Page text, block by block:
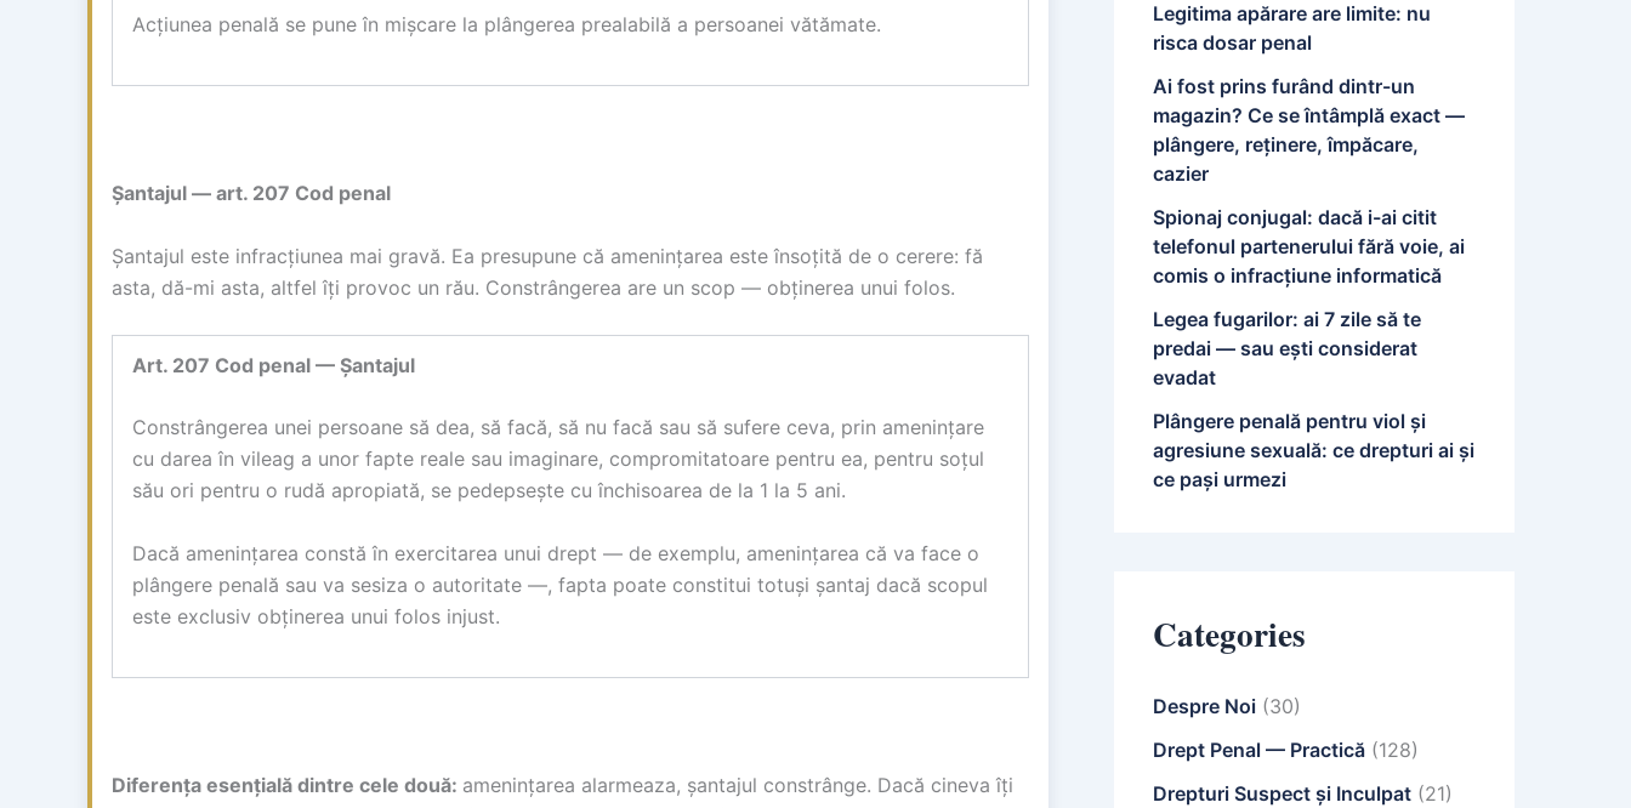
Acțiunea penală se pune în mișcare la plângerea prealabilă a persoanei vătămate.
Șantajul — art. 207 Cod penal
Șantajul este infracțiunea mai gravă. Ea presupune că amenințarea este însoțită de o cerere: fă
asta, dă-mi asta, altfel îți provoc un rău. Constrângerea are un scop — obținerea unui folos.
Art. 207 Cod penal — Șantajul
Constrângerea unei persoane să dea, să facă, să nu facă sau să sufere ceva, prin amenințare
cu darea în vileag a unor fapte reale sau imaginare, compromitatoare pentru ea, pentru soțul
său ori pentru o rudă apropiată, se pedepsește cu închisoarea de la 1 la 5 ani.
Dacă amenințarea constă în exercitarea unui drept — de exemplu, amenințarea că va face o
plângere penală sau va sesiza o autoritate —, fapta poate constitui totuși șantaj dacă scopul
este exclusiv obținerea unui folos injust.
Diferența esențială dintre cele două: amenințarea alarmeaza, șantajul constrânge. Dacă cineva îți
Legitima apărare are limite: nu
risca dosar penal
Ai fost prins furând dintr-un
magazin? Ce se întâmplă exact —
plângere, reținere, împăcare,
cazier
Spionaj conjugal: dacă i-ai citit
telefonul partenerului fără voie, ai
comis o infracțiune informatică
Legea fugarilor: ai 7 zile să te
predai — sau ești considerat
evadat
Plângere penală pentru viol și
agresiune sexuală: ce drepturi ai și
ce pași urmezi
Categories
Despre Noi (30)
Drept Penal — Practică (128)
Drepturi Suspect și Inculpat (21)